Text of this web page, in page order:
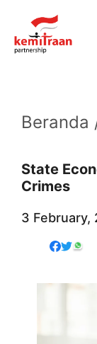
Beranda
State
Crimes
3 February,